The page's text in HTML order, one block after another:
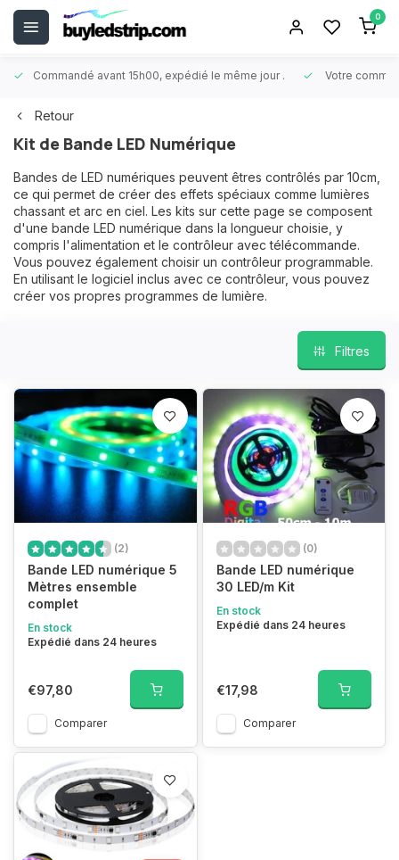
0
Commandé avant 15h00, expédié le même jour . Votre
Retour
Kit de Bande LED Numérique
Bandes de LED numériques peuvent êtres contrôlés par 10cm,
ce qui permet de créer des effets spéciaux comme lumières
chassant et arc en ciel. Les kits sur cette page se composent
d'une bande LED numérique dans la longueur choisie, y
compris l'alimentation et le contrôleur avec télécommande.
Vous pouvez également choisir un contrôleur programmable.
En utilisant le logiciel inclus avec ce contrôleur, vous pouvez
créer vos propres programmes de lumière.
Filtres
(2)
Bande LED numérique 5
Mètres ensemble
complet
En stock
Expédié dans 24 heures
€97,80
Comparer
(0)
Bande LED numérique
30 LED/m Kit
En stock
Expédié dans 24 heures
€17,98
Comparer